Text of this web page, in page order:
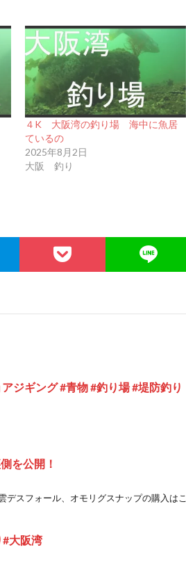
４K 大阪湾の釣り場 海中に魚居
ているの
2025年8月2日
大阪 釣り
ジギング #青物 #釣り場 #堤防釣り
を公開！
スフォール、オモリグスナップの購入はこ
大阪湾